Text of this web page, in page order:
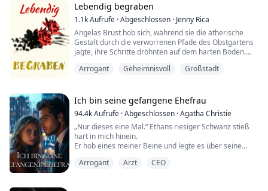
Rache wurde mein einziger Lebensinhalt, und Philip
Foster – der mächtige Mann hinter dem Brightonfield-...
Lebendig begraben
1.1kAufrufe ·Abgeschlossen · Jenny Rica
Angelas Brust hob sich, während sie die ätherische
Gestalt durch die verworrenen Pfade des Obstgartens
jagte, ihre Schritte dröhnten auf dem harten Boden.
Szene und erzeugte lange Schatten, die wie dunkle
suchen, doch nun wurde sie von dem Geist ...
Arrogant Geheimnisvoll Großstadt
Ich bin seine gefangene Ehefrau
94.4kAufrufe ·Abgeschlossen ·Agatha Christie
„Nur dieses eine Mal.“ Ethans riesiger Schwanz stieß
hart in mich hinein.
Er hob eines meiner Beine und legte es über seine
stöhnte. „Gott, du bist so eng...“
Arrogant Arzt CEO